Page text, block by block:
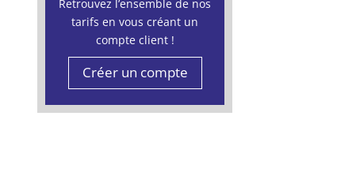
Retrouvez l’ensemble de nos
tarifs en vous créant un
compte client !
Créer un compte